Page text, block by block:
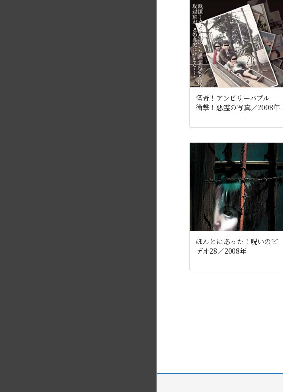
怪奇！アンビリーバブル
衝撃！悪霊の写真／2008年
ほんとにあった！呪いのビ
デオ28／2008年
投
稿
の
り